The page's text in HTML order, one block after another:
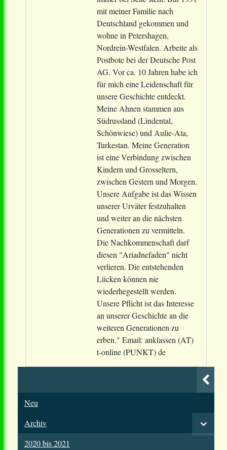
mit meiner Familie nach
Deutschland gekommen und
wohne in Petershagen,
Nordrein-Westfalen. Arbeite als
Postbote bei der Deutsche Post
AG. Vor ca. 10 Jahren habe ich
für mich eine Leidenschaft für
unsere Geschichte entdeckt.
Meine Ahnen stammen aus
Südrussland (Lindental,
Schönwiese) und Aulie-Ata,
Turkestan. Meine Generation
ist eine Verbindung zwischen
Kindern und Grosseltern,
zwischen Gestern und Morgen.
Unsere Aufgabe ist das Wissen
unserer Urväter festzuhalten
und weiter an die nächsten
Generationen zu vermitteln.
Die Nachkommenschaft darf
diesen "Ariadnefaden" nicht
verlieren. Die entstehenden
Lücken können nie
wiederhegestellt werden.
Unsere Pflicht ist das Interesse
an unserer Geschichte an die
weiteren Generationen zu
erben." Email: anklassen (AT)
t-online (PUNKT) de
Neu
Archiv
2020 bis 2021